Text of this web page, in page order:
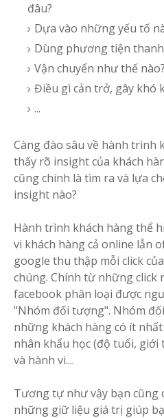
đâu?
Dựa vào những yếu tố
Dùng phương tiện
Vận chuyển như thế nào?
Điều gì cản trở, gây khó
...
Càng đào sâu về hành trình
thấy rõ insight của khách
cũng chính là tìm ra và lựa
insight nào?
Hành trình khách hàng thể
vi khách hàng cả online lẫn
google thu thập mỗi click
chúng. Chính từ những click
facebook phân loại được
"Nhóm đối tượng". Nhóm
những khách hàng có ít
nhân khẩu học (độ tuổi, giới
và hành vi....
Tương tự như vậy bạn cũng
những giữ liệu giá trị giúp